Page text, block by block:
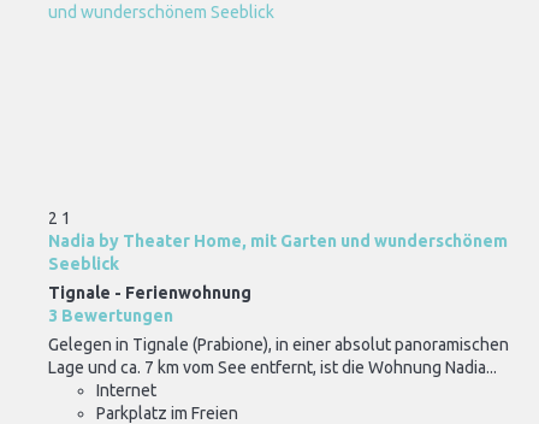
2 1
Nadia by Theater Home, mit Garten und wunderschönem
Seeblick
Tignale - Ferienwohnung
3 Bewertungen
Gelegen in Tignale (Prabione), in einer absolut panoramischen
Lage und ca. 7 km vom See entfernt, ist die Wohnung Nadia...
Internet
Parkplatz im Freien